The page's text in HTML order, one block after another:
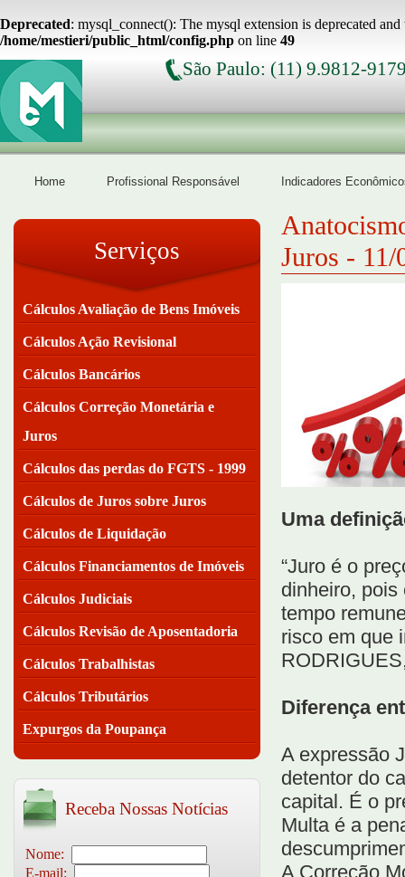
Deprecated: mysql_connect(): The mysql extension is deprecated
/home/mestieri/public_html/config.php on line 49
São Paulo: (11) 9.9812-
Home Profissional Responsável Indicadores
Serviços
Cálculos Avaliação de Bens Imóveis
Cálculos Ação Revisional
Cálculos Bancários
Cálculos Correção Monetária e
Juros
Cálculos das perdas do FGTS - 1999
Cálculos de Juros sobre Juros
Cálculos de Liquidação
Cálculos Financiamentos de Imóveis
Cálculos Judiciais
Cálculos Revisão de Aposentadoria
Cálculos Trabalhistas
Cálculos Tributários
Expurgos da Poupança
Receba Nossas Notícias
Nome:
E-mail:
Juros - 11/
Uma
“Juro é o
dinheiro, pois
tempo
risco em que
Diferença
A expressão
detentor do
capital. É o
Multa é a
A Correção